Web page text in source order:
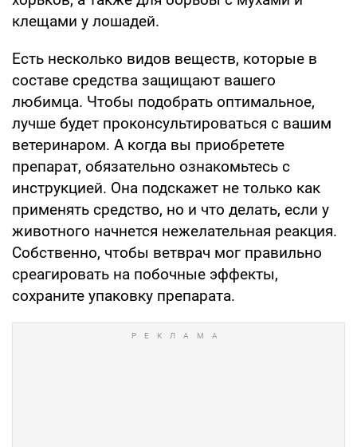
клещами у лошадей.
Есть несколько видов веществ, которые в
составе средства защищают вашего
любимца. Чтобы подобрать оптимальное,
лучше будет проконсультироваться с вашим
ветеринаром. А когда вы приобретете
препарат, обязательно ознакомьтесь с
инструкцией. Она подскажет не только как
применять средство, но и что делать, если у
животного начнется нежелательная реакция.
Собственно, чтобы ветврач мог правильно
среагировать на побочные эффекты,
сохраните упаковку препарата.